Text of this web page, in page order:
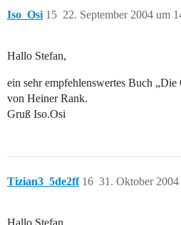
Iso_Osi 22. September 2004 um
15
Hallo Stefan,
ein sehr empfehlenswertes Buch
von Heiner Rank.
Gruß Iso.Osi
Tizian3_5de2ff 31. Oktober 2004
16
Hallo Stefan,